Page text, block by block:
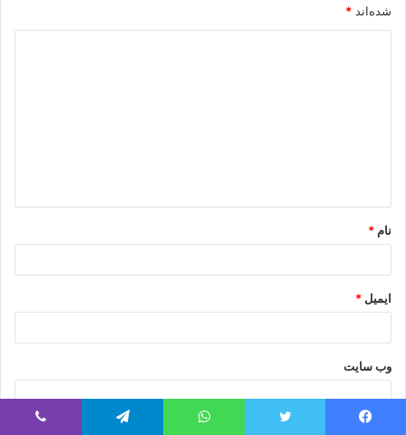
شده‌اند *
*
نام *
ایمیل *
وب‌ سایت